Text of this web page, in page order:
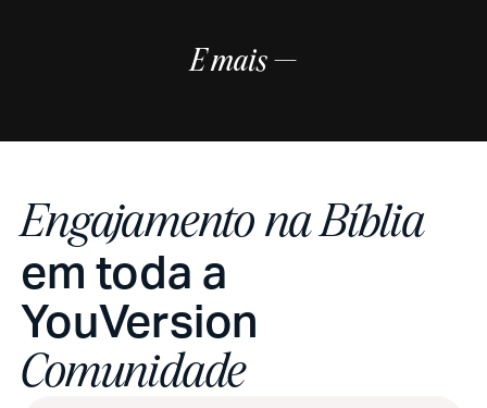
E mais —
Engajamento na Bíblia
em toda a
YouVersion
Comunidade